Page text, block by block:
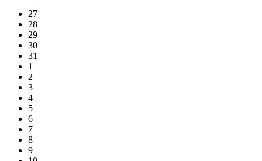
27
28
29
30
31
1
2
3
4
5
6
7
8
9